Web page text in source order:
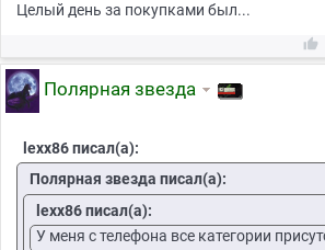
Целый день за покупками был...

Полярная звезда
lexx86 писал(а):
Полярная звезда писал(а):
lexx86 писал(а):
У меня с телефона все категории